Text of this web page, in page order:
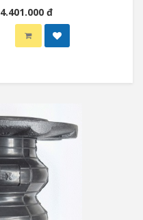
4.401.000 đ